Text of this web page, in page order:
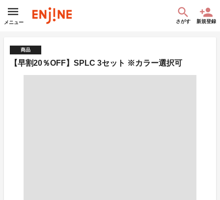
メニュー さがす 新規登録
商品
【早割20％OFF】SPLC 3セット ※カラー選択可